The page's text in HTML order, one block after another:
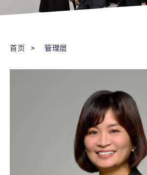
首页 管理层